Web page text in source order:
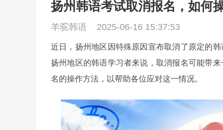
扬州韩语考试取消报名，如何
羊驼韩语 2025-06-16 15:37:53
近日，扬州地区因特殊原因宣布取消了原定的
扬州地区的韩语学习者来说，取消报名可能带
名的操作方法，以帮助各位应对这一情况。